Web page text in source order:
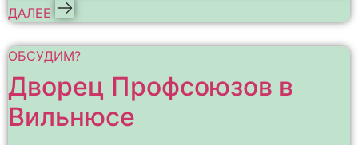
ДАЛЕЕ
ОБСУДИМ?
Дворец Профсоюзов в
Вильнюсе